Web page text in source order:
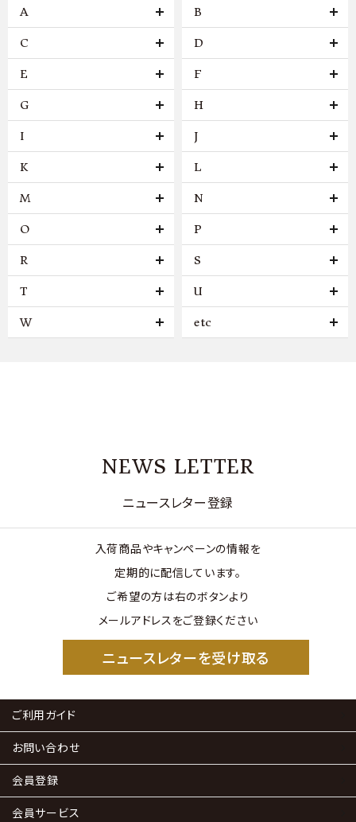
A B
C D
E F
G H
I J
K L
M N
O P
R S
T U
W etc
NEWS LETTER
ニュースレター登録
入荷商品やキャンペーンの情報を
定期的に配信しています。
ご希望の方は右のボタンより
メールアドレスをご登録ください
ニュースレターを受け取る
ご利用ガイド
お問い合わせ
会員登録
会員サービス